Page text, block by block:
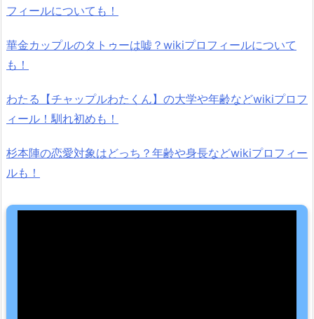
フィールについても！
華金カップルのタトゥーは嘘？wikiプロフィールについて
も！
わたる【チャップルわたくん】の大学や年齢などwikiプロフ
ィール！馴れ初めも！
杉本陣の恋愛対象はどっち？年齢や身長などwikiプロフィー
ルも！